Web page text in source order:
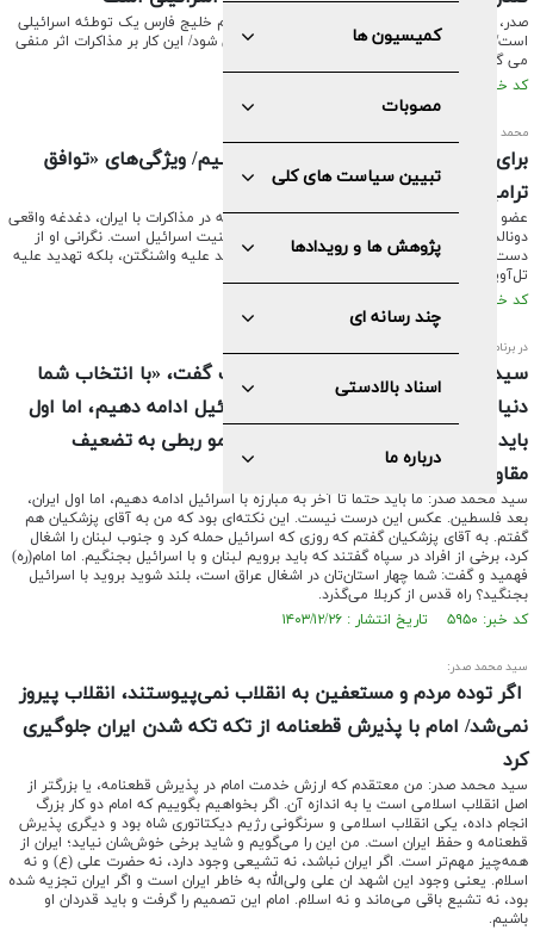
کمیسیون ها
مصوبات
تبیین سیاست های کلی
پژوهش ها و رویدادها
چند رسانه ای
اسناد بالادستی
درباره ما
صدر، عضو مجمع تشخیص مصلحت نظام: تغییر نام خلیج فارس یک توطئه اسرائیلی
است/ بعید می دانم ترامپ مرتکب چنین اشتباهی شود/ این کار بر مذاکرات اثر منفی
می گذارد
کد خبر: ۶۰۳۶ تاریخ انتشار : ۱۴۰۴/۰۲/۲۱
محمد صدر:
برای فراز و فرودهای مذاکراتی آماده باشیم/ ویژگی‌های «توافق
ترامپی»
عضو مجمع تشخیص مصلحت نظام معتقد است که در مذاکرات با ایران، دغدغه واقعی
دونالد ترامپ بیش از آن‌که امنیت آمریکا باشد، امنیت اسرائیل است. نگرانی او از
دست‌یابی ایران به سلاح هسته‌ای، نه از منظر تهدید علیه واشنگتن، بلکه تهدید علیه
تل‌آویو است.
کد خبر: ۵۹۹۵ تاریخ انتشار : ۱۴۰۴/۰۱/۳۱
در برنامه «حضور» مطرح شد؛
سید محمد صدر:احمدآقا به رهبر انقلاب گفت، «با انتخاب شما
دنیا عقب افتاد»/ باید به مبارزه با اسرائیل ادامه دهیم، اما اول
باید ایران قوی باشد/ اجرای CFT و پالرمو ربطی به تضعیف
مقاومت ندارد
سید محمد صدر: ما باید حتماً تا آخر به مبارزه با اسرائیل ادامه دهیم، اما اول ایران،
بعد فلسطین. عکس این درست نیست. این نکته‌ای بود که من به آقای پزشکیان هم
گفتم. به آقای پزشکیان گفتم که روزی که اسرائیل حمله کرد و جنوب لبنان را اشغال
کرد، برخی از افراد در سپاه گفتند که باید برویم لبنان و با اسرائیل بجنگیم. اما امام(ره)
فهمید و گفت: شما چهار استان‌تان در اشغال عراق است، بلند شوید بروید با اسرائیل
بجنگید؟ راه قدس از کربلا می‌گذرد.
کد خبر: ۵۹۵۰ تاریخ انتشار : ۱۴۰۳/۱۲/۲۶
سید محمد صدر:
اگر توده مردم و مستعفین به انقلاب نمی‌پیوستند، انقلاب پیروز
نمی‌شد/ امام با پذیرش قطعنامه از تکه تکه شدن ایران جلوگیری
کرد
سید محمد صدر: من معتقدم که ارزش خدمت امام در پذیرش قطعنامه، یا بزرگتر از
اصل انقلاب اسلامی است یا به اندازه آن. اگر بخواهیم بگوییم که امام دو کار بزرگ
انجام داده، یکی انقلاب اسلامی و سرنگونی رژیم دیکتاتوری شاه بود و دیگری پذیرش
قطعنامه و حفظ ایران است. من این را می‌گویم و شاید برخی خوش‌شان نیاید؛ ایران از
همه‌چیز مهم‌تر است. اگر ایران نباشد، نه تشیعی وجود دارد، نه حضرت علی (ع) و نه
اسلام. یعنی وجود این اشهد ان‌ علی ولی‌الله به خاطر ایران است و اگر ایران تجزیه شده
بود، نه تشیع باقی می‌ماند و نه اسلام. امام این تصمیم را گرفت و باید قدردان او
باشیم.